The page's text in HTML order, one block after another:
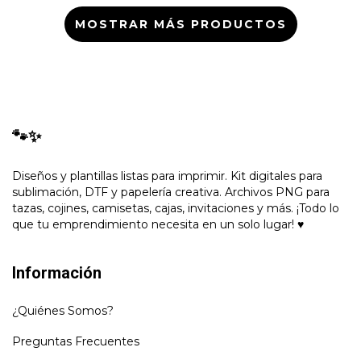
MOSTRAR MÁS PRODUCTOS
🐾✨
Diseños y plantillas listas para imprimir. Kit digitales para
sublimación, DTF y papelería creativa. Archivos PNG para
tazas, cojines, camisetas, cajas, invitaciones y más. ¡Todo lo
que tu emprendimiento necesita en un solo lugar! ♥
Información
¿Quiénes Somos?
Preguntas Frecuentes